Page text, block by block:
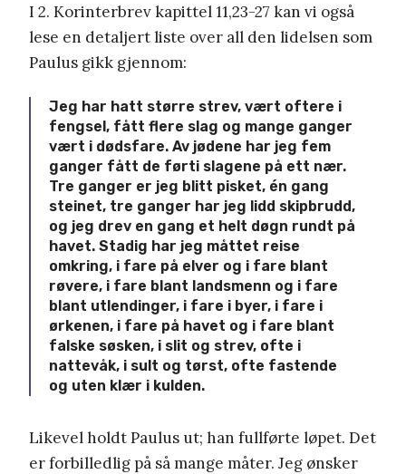
I 2. Korinterbrev kapittel 11,23-27 kan vi også
lese en detaljert liste over all den lidelsen som
Paulus gikk gjennom:
Jeg har hatt større strev, vært oftere i
fengsel, fått flere slag og mange ganger
vært i dødsfare. Av jødene har jeg fem
ganger fått de førti slagene på ett nær.
Tre ganger er jeg blitt pisket, én gang
steinet, tre ganger har jeg lidd skipbrudd,
og jeg drev en gang et helt døgn rundt på
havet. Stadig har jeg måttet reise
omkring, i fare på elver og i fare blant
røvere, i fare blant landsmenn og i fare
blant utlendinger, i fare i byer, i fare i
ørkenen, i fare på havet og i fare blant
falske søsken, i slit og strev, ofte i
nattevåk, i sult og tørst, ofte fastende
og uten klær i kulden.
Likevel holdt Paulus ut; han fullførte løpet. Det
er forbilledlig på så mange måter. Jeg ønsker